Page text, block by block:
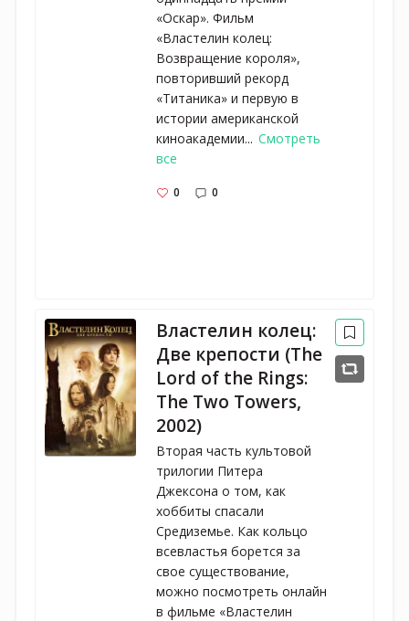
«Оскар». Фильм
«Властелин колец:
Возвращение короля»,
повторивший рекорд
«Титаника» и первую в
истории американской
киноакадемии... Смотреть
все
0 0
Властелин колец:
Две крепости (The
Lord of the Rings:
The Two Towers,
2002)
Вторая часть культовой
трилогии Питера
Джексона о том, как
хоббиты спасали
Средиземье. Как кольцо
всевластья борется за
свое существование,
можно посмотреть онлайн
в фильме «Властелин